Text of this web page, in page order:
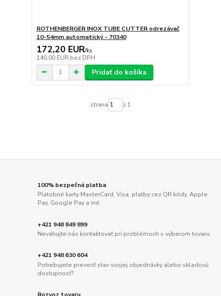
ROTHENBERGER INOX TUBE CUTTER odrezávač
10-54mm automatický - 70340
172,20 EUR/ks
140,00 EUR bez DPH
Pridať do košíka
strana z 1
100% bezpečná platba
Platobné karty MasterCard, Visa, platby cez QR kódy, Apple
Pay, Google Pay a iné
+421 948 849 899
Neváhajte nás kontaktovať pri problémoch s výberom tovaru
+421 948 630 604
Potrebujete preveriť stav svojej objednávky alebo skladovú
dostupnosť?